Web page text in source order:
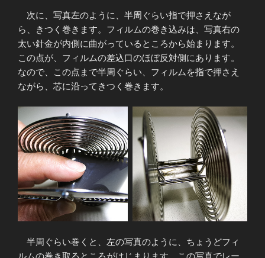
次に、写真左のように、半周ぐらい指で押さえなが
ら、きつく巻きます。フィルムの巻き込みは、写真右の
太い針金が内側に曲がっているところから始まります。
この点が、フィルムの差込口のほぼ反対側にあります。
なので、この点まで半周ぐらい、フィルムを指で押さえ
ながら、芯に沿ってきつく巻きます。
半周ぐらい巻くと、左の写真のように、ちょうどフィ
ルムの巻き取るところがはじまります。この写真でレー